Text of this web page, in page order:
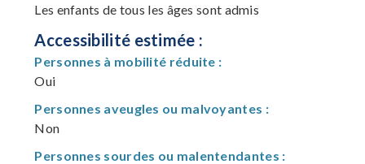
Les enfants de tous les âges sont admis
Accessibilité estimée :
Personnes à mobilité réduite :
Oui
Personnes aveugles ou malvoyantes :
Non
Personnes sourdes ou malentendantes :